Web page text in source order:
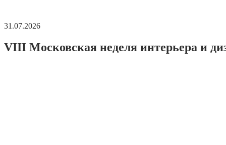
31.07.2026
VIII Московская неделя интерьера и